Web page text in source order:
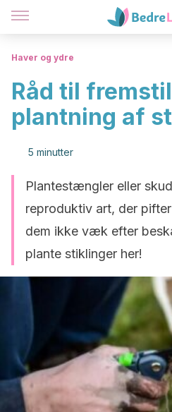
Haver og ydre
Råd til
plantning af
5 minutter
Plantestængler eller
reproduktiv art, der
dem ikke væk efter
plante stiklinger her!